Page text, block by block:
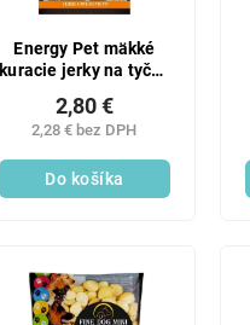
Energy Pet mäkké
kuracie jerky na tyčke
2,28 € bez DPH
2,80 €
Do košíka